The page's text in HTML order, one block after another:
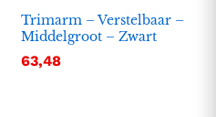
Trimarm – Verstelbaar –
Middelgroot – Zwart
63,48